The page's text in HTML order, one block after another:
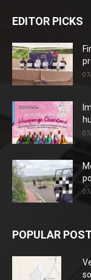
EDITOR PICKS
POPULAR